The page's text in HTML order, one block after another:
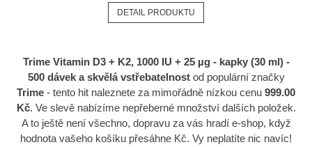
DETAIL PRODUKTU
Trime Vitamin D3 + K2, 1000 IU + 25 µg - kapky (30 ml) -
500 dávek a skvělá vstřebatelnostod populární značky
Trime - tento hit naleznete za mimořádně nízkou cenu 999.00
Kč. Ve slevě nabízíme nepřeberné množství dalších položek.
A to ještě není všechno, dopravu za vás hradí e-shop, když
hodnota vašeho košíku přesáhne Kč. Vy neplatíte nic navíc!